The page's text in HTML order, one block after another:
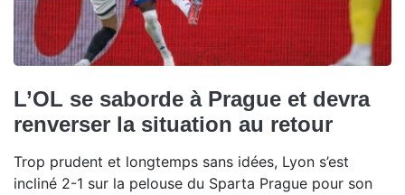
L’OL se saborde à Prague et devra
renverser la situation au retour
Trop prudent et longtemps sans idées, Lyon s’est
incliné 2-1 sur la pelouse du Sparta Prague pour son